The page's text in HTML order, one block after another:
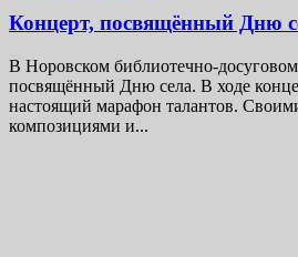
Концерт, посвящённый Дню
В Норовском библиотечно-
посвящённый Дню села. В ходе
настоящий марафон талантов.
композициями и...